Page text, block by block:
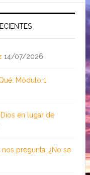
14/07/2026
Módulo 1
en lugar de
pregunta: ¿No se